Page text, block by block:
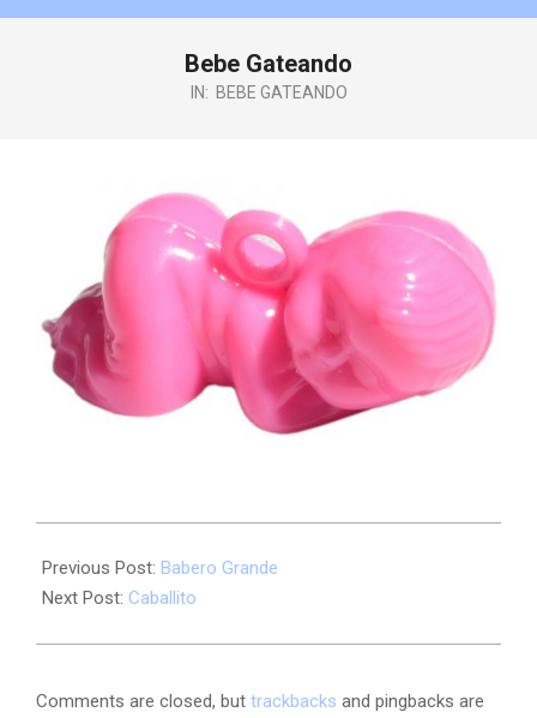
Bebe Gateando
IN: BEBE GATEANDO
Previous Post: Babero Grande
Next Post: Caballito
Comments are closed, but trackbacks and pingbacks are